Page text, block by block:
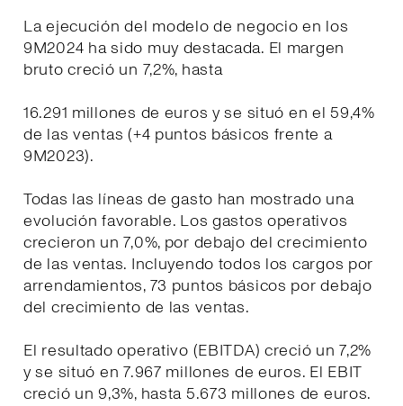
La ejecución del modelo de negocio en los
9M2024 ha sido muy destacada. El margen
bruto creció un 7,2%, hasta
16.291 millones de euros y se situó en el 59,4%
de las ventas (+4 puntos básicos frente a
9M2023).
Todas las líneas de gasto han mostrado una
evolución favorable. Los gastos operativos
crecieron un 7,0%, por debajo del crecimiento
de las ventas. Incluyendo todos los cargos por
arrendamientos, 73 puntos básicos por debajo
del crecimiento de las ventas.
El resultado operativo (EBITDA) creció un 7,2%
y se situó en 7.967 millones de euros. El EBIT
creció un 9,3%, hasta 5.673 millones de euros.